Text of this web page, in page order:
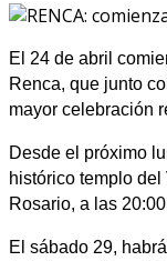
El 24 de abril
Renca, que junto
mayor celebración
Desde el próximo
histórico templo
Rosario, a las
El sábado 29,